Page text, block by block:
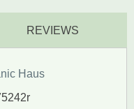
REVIEWS
Haus